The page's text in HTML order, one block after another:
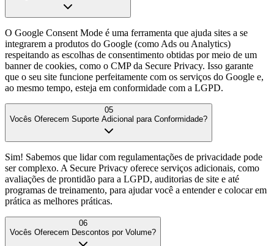
O Google Consent Mode é uma ferramenta que ajuda sites a se
integrarem a produtos do Google (como Ads ou Analytics)
respeitando as escolhas de consentimento obtidas por meio de um
banner de cookies, como o CMP da Secure Privacy. Isso garante
que o seu site funcione perfeitamente com os serviços do Google e,
ao mesmo tempo, esteja em conformidade com a LGPD.
05
Vocês Oferecem Suporte Adicional para Conformidade?
Sim! Sabemos que lidar com regulamentações de privacidade pode
ser complexo. A Secure Privacy oferece serviços adicionais, como
avaliações de prontidão para a LGPD, auditorias de site e até
programas de treinamento, para ajudar você a entender e colocar em
prática as melhores práticas.
06
Vocês Oferecem Descontos por Volume?